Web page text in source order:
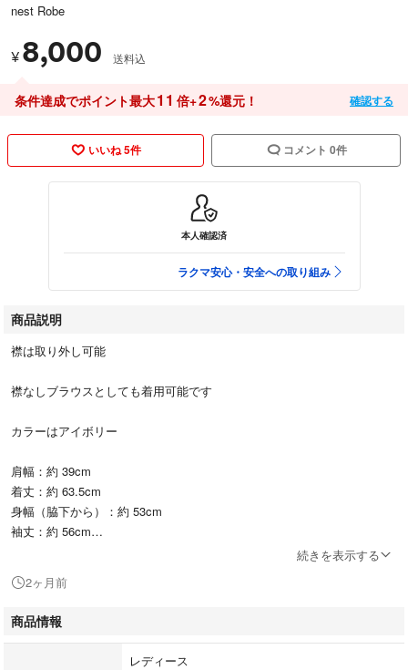
nest Robe
¥ 8,000 送料込
条件達成でポイント最大11 倍+2%還元！ 確認する
いいね 5件 コメント 0件
本人確認済
ラクマ安心・安全への取り組み
商品説明
襟は取り外し可能
襟なしブラウスとしても着用可能です
カラーはアイボリー
肩幅：約 39cm
着丈：約 63.5cm
身幅（脇下から）：約 53cm
袖丈：約 56cm
続きを表示する
2ヶ月前
商品情報
レディース